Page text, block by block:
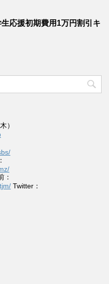
応援初期費用1万円割引キ
）
：
Twitter：